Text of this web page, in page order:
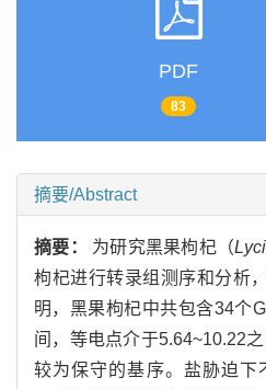
PDF
83
摘要/Abstract
摘要： 为研究黑果枸杞（
枸杞进行转录组测序和分析
明，黑果枸杞中共包含34个
间，等电点介于5.64~10.22
较为保守的基序。盐胁迫下